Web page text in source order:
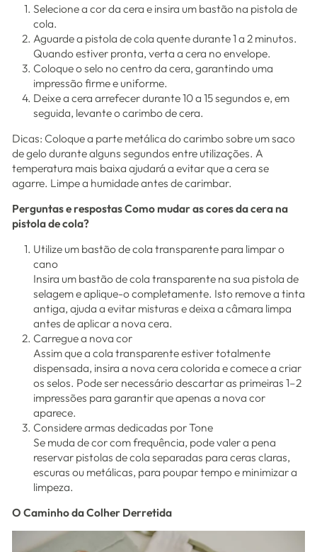
Selecione a cor da cera e insira um bastão na pistola de
cola.
Aguarde a pistola de cola quente durante 1 a 2 minutos.
Quando estiver pronta, verta a cera no envelope.
Coloque o selo no centro da cera, garantindo uma
impressão firme e uniforme.
Deixe a cera arrefecer durante 10 a 15 segundos e, em
seguida, levante o carimbo de cera.
Dicas: Coloque a parte metálica do carimbo sobre um saco
de gelo durante alguns segundos entre utilizações. A
temperatura mais baixa ajudará a evitar que a cera se
agarre. Limpe a humidade antes de carimbar.
Perguntas e respostas Como mudar as cores da cera na
pistola de cola?
Utilize um bastão de cola transparente para limpar o
cano
Insira um bastão de cola transparente na sua pistola de
selagem e aplique-o completamente. Isto remove a tinta
antiga, ajuda a evitar misturas e deixa a câmara limpa
antes de aplicar a nova cera.
Carregue a nova cor
Assim que a cola transparente estiver totalmente
dispensada, insira a nova cera colorida e comece a criar
os selos. Pode ser necessário descartar as primeiras 1–2
impressões para garantir que apenas a nova cor
aparece.
Considere armas dedicadas por Tone
Se muda de cor com frequência, pode valer a pena
reservar pistolas de cola separadas para ceras claras,
escuras ou metálicas, para poupar tempo e minimizar a
limpeza.
O Caminho da Colher Derretida